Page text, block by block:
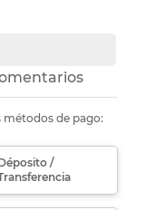
métodos de pago:
/